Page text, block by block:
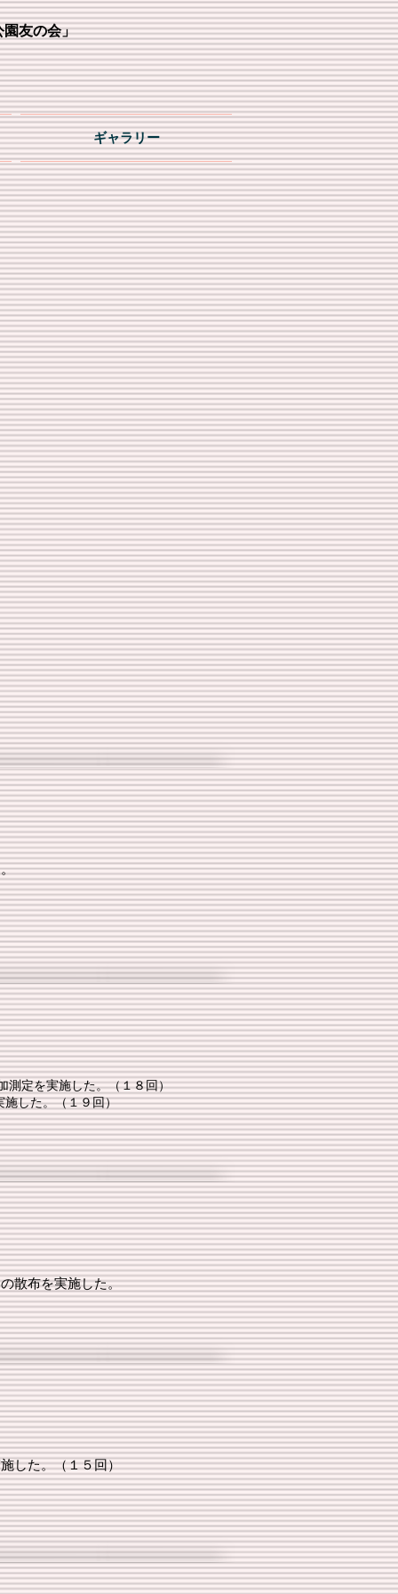
園友の会」
ギャラリー
測定を実施した。（１８回）
施した。（１９回）
散布を実施した。
した。（１５回）